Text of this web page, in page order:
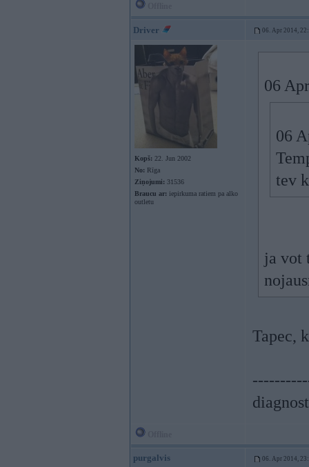
Driver 06. Apr 2014,
Kopš: 22. Jun 2002
No: Rīga
Ziņojumi: 31536
Braucu ar: iepirkuma ratiem pa alko
outletu
06
06
tev
ja vot
Tapec,
purgalvis 06. Apr 2014,